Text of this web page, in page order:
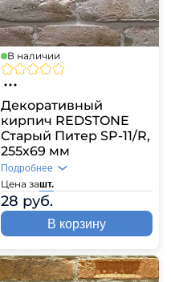
В наличии
Декоративный
кирпич REDSTONE
Старый Питер SP-11/R,
255х69 мм
Цена зашт.
28 руб.
Подробнее
В корзину